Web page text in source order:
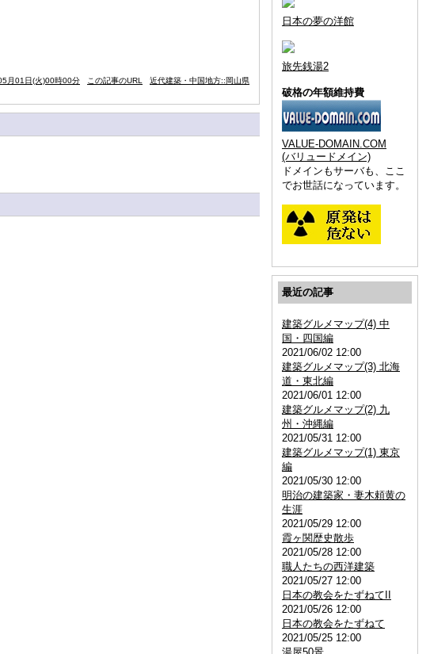
日本の夢の洋館
旅先銭湯2
破格の年額維持費
VALUE-DOMAIN.COM
(バリュードメイン)
ドメインもサーバも、ここ
でお世話になっています。
最近の記事
建築グルメマップ(4) 中
国・四国編
2021/06/02 12:00
建築グルメマップ(3) 北海
道・東北編
2021/06/01 12:00
建築グルメマップ(2) 九
州・沖縄編
2021/05/31 12:00
建築グルメマップ(1) 東京
編
2021/05/30 12:00
明治の建築家・妻木頼黄の
生涯
2021/05/29 12:00
霞ヶ関歴史散歩
2021/05/28 12:00
職人たちの西洋建築
2021/05/27 12:00
日本の教会をたずねてII
2021/05/26 12:00
日本の教会をたずねて
2021/05/25 12:00
月01日(火)00時00分 この記事のURL 近代建築・中国地方::岡山県